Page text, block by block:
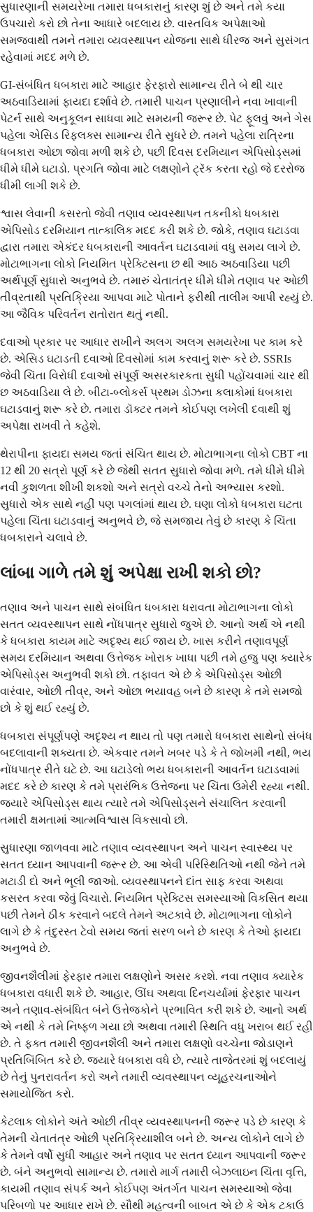
સુધારણાની સમયરેખા તમારા ધબકારાનું કારણ શું છે અને તમે કયા
ઉપચારો કરો છો તેના આધારે બદલાય છે. વાસ્તવિક અપેક્ષાઓ
સમજવાથી તમને તમારા વ્યવસ્થાપન યોજના સાથે ધીરજ અને સુસંગત
રહેવામાં મદદ મળે છે.
GI-સંબંધિત ધબકારા માટે આહાર ફેરફારો સામાન્ય રીતે બે થી ચાર
અઠવાડિયામાં ફાયદા દર્શાવે છે. તમારી પાચન પ્રણાલીને નવા ખાવાની
પેટર્ન સાથે અનુકૂલન સાધવા માટે સમયની જરૂર છે. પેટ ફૂલવું અને ગેસ
પહેલા એસિડ રિફ્લક્સ સામાન્ય રીતે સુધરે છે. તમને પહેલા રાત્રિના
ધબકારા ઓછા જોવા મળી શકે છે, પછી દિવસ દરમિયાન એપિસોડ્સમાં
ધીમે ધીમે ઘટાડો. પ્રગતિ જોવા માટે લક્ષણોને ટ્રૅક કરતા રહો જે દરરોજ
ધીમી લાગી શકે છે.
શ્વાસ લેવાની કસરતો જેવી તણાવ વ્યવસ્થાપન તકનીકો ધબકારા
એપિસોડ દરમિયાન તાત્કાલિક મદદ કરી શકે છે. જોકે, તણાવ ઘટાડવા
દ્વારા તમારા એકંદર ધબકારાની આવર્તન ઘટાડવામાં વધુ સમય લાગે છે.
મોટાભાગના લોકો નિયમિત પ્રેક્ટિસના છ થી આઠ અઠવાડિયા પછી
અર્થપૂર્ણ સુધારો અનુભવે છે. તમારું ચેતાતંત્ર ધીમે ધીમે તણાવ પર ઓછી
તીવ્રતાથી પ્રતિક્રિયા આપવા માટે પોતાને ફરીથી તાલીમ આપી રહ્યું છે.
આ જૈવિક પરિવર્તન રાતોરાત થતું નથી.
દવાઓ પ્રકાર પર આધાર રાખીને અલગ અલગ સમયરેખા પર કામ કરે
છે. એસિડ ઘટાડતી દવાઓ દિવસોમાં કામ કરવાનું શરૂ કરે છે. SSRIs
જેવી ચિંતા વિરોધી દવાઓ સંપૂર્ણ અસરકારકતા સુધી પહોંચવામાં ચાર થી
છ અઠવાડિયા લે છે. બીટા-બ્લોકર્સ પ્રથમ ડોઝના કલાકોમાં ધબકારા
ઘટાડવાનું શરૂ કરે છે. તમારા ડૉક્ટર તમને કોઈપણ લખેલી દવાથી શું
અપેક્ષા રાખવી તે કહેશે.
થેરાપીના ફાયદા સમય જતાં સંચિત થાય છે. મોટાભાગના લોકો CBT ના
12 થી 20 સત્રો પૂર્ણ કરે છે જેથી સતત સુધારો જોવા મળે. તમે ધીમે ધીમે
નવી કુશળતા શીખી શકશો અને સત્રો વચ્ચે તેનો અભ્યાસ કરશો.
સુધારો એક સાથે નહીં પણ પગલાંમાં થાય છે. ઘણા લોકો ધબકારા ઘટતા
પહેલા ચિંતા ઘટાડવાનું અનુભવે છે, જે સમજાય તેવું છે કારણ કે ચિંતા
ધબકારાને ચલાવે છે.
લાંબા ગાળે તમે શું અપેક્ષા રાખી શકો છો?
તણાવ અને પાચન સાથે સંબંધિત ધબકારા ધરાવતા મોટાભાગના લોકો
સતત વ્યવસ્થાપન સાથે નોંધપાત્ર સુધારો જુએ છે. આનો અર્થ એ નથી
કે ધબકારા કાયમ માટે અદૃશ્ય થઈ જાય છે. ખાસ કરીને તણાવપૂર્ણ
સમય દરમિયાન અથવા ઉત્તેજક ખોરાક ખાધા પછી તમે હજુ પણ ક્યારેક
એપિસોડ્સ અનુભવી શકો છો. તફાવત એ છે કે એપિસોડ્સ ઓછી
વારંવાર, ઓછી તીવ્ર, અને ઓછા ભયાવહ બને છે કારણ કે તમે સમજો
છો કે શું થઈ રહ્યું છે.
ધબકારા સંપૂર્ણપણે અદૃશ્ય ન થાય તો પણ તમારો ધબકારા સાથેનો સંબંધ
બદલાવાની શક્યતા છે. એકવાર તમને ખબર પડે કે તે જોખમી નથી, ભય
નોંધપાત્ર રીતે ઘટે છે. આ ઘટાડેલો ભય ધબકારાની આવર્તન ઘટાડવામાં
મદદ કરે છે કારણ કે તમે પ્રારંભિક ઉત્તેજના પર ચિંતા ઉમેરી રહ્યા નથી.
જ્યારે એપિસોડ્સ થાય ત્યારે તમે એપિસોડ્સને સંચાલિત કરવાની
તમારી ક્ષમતામાં આત્મવિશ્વાસ વિકસાવો છો.
સુધારણા જાળવવા માટે તણાવ વ્યવસ્થાપન અને પાચન સ્વાસ્થ્ય પર
સતત ધ્યાન આપવાની જરૂર છે. આ એવી પરિસ્થિતિઓ નથી જેને તમે
મટાડી દો અને ભૂલી જાઓ. વ્યવસ્થાપનને દાંત સાફ કરવા અથવા
કસરત કરવા જેવું વિચારો. નિયમિત પ્રેક્ટિસ સમસ્યાઓ વિકસિત થયા
પછી તેમને ઠીક કરવાને બદલે તેમને અટકાવે છે. મોટાભાગના લોકોને
લાગે છે કે તંદુરસ્ત ટેવો સમય જતાં સરળ બને છે કારણ કે તેઓ ફાયદા
અનુભવે છે.
જીવનશૈલીમાં ફેરફાર તમારા લક્ષણોને અસર કરશે. નવા તણાવ ક્યારેક
ધબકારા વધારી શકે છે. આહાર, ઊંઘ અથવા દિનચર્યામાં ફેરફાર પાચન
અને તણાવ-સંબંધિત બંને ઉત્તેજકોને પ્રભાવિત કરી શકે છે. આનો અર્થ
એ નથી કે તમે નિષ્ફળ ગયા છો અથવા તમારી સ્થિતિ વધુ ખરાબ થઈ રહી
છે. તે ફક્ત તમારી જીવનશૈલી અને તમારા લક્ષણો વચ્ચેના જોડાણને
પ્રતિબિંબિત કરે છે. જ્યારે ધબકારા વધે છે, ત્યારે તાજેતરમાં શું બદલાયું
છે તેનું પુનરાવર્તન કરો અને તમારી વ્યવસ્થાપન વ્યૂહરચનાઓને
સમાયોજિત કરો.
કેટલાક લોકોને અંતે ઓછી તીવ્ર વ્યવસ્થાપનની જરૂર પડે છે કારણ કે
તેમની ચેતાતંત્ર ઓછી પ્રતિક્રિયાશીલ બને છે. અન્ય લોકોને લાગે છે
કે તેમને વર્ષો સુધી આહાર અને તણાવ પર સતત ધ્યાન આપવાની જરૂર
છે. બંને અનુભવો સામાન્ય છે. તમારો માર્ગ તમારી બેઝલાઇન ચિંતા વૃત્તિ,
કાયમી તણાવ સંપર્ક અને કોઈપણ અંતર્ગત પાચન સમસ્યાઓ જેવા
પરિબળો પર આધાર રાખે છે. સૌથી મહત્વની બાબત એ છે કે એક ટકાઉ